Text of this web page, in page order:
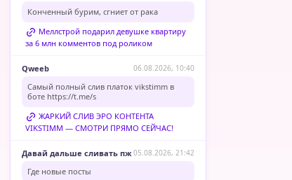
Конченный бурим, сгниет от рака
Меллстрой подарил девушке квартиру
за 6 млн комментов под роликом
Qweeb 06.08.2026, 10:40
Самый полный слив платок vikstimm в
боте https://t.me/s
ЖАРКИЙ СЛИВ ЭРО КОНТЕНТА
VIKSTIMM — СМОТРИ ПРЯМО СЕЙЧАС!
Давай дальше сливать пж05.08.2026, 21:42
Где новые посты